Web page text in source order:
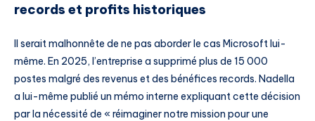
records et profits historiques
Il serait malhonnête de ne pas aborder le cas Microsoft lui-
même. En 2025, l’entreprise a supprimé plus de 15 000
postes malgré des revenus et des bénéfices records. Nadella
a lui-même publié un mémo interne expliquant cette décision
par la nécessité de « réimaginer notre mission pour une